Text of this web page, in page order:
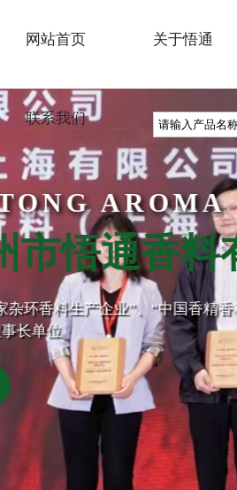
网站首页 关于悟通
联系我们